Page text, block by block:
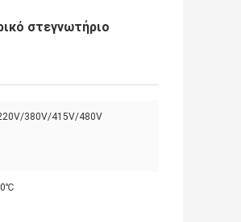
στεγνωτήριο
380V/415V/480V